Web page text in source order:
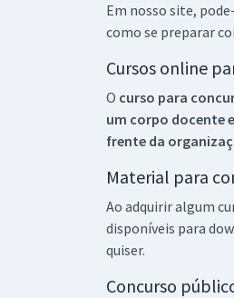
Em nosso site,
como se preparar
Cursos online
O curso para
um corpo docente
frente da
Material para
Ao adquirir algum
disponíveis para
quiser.
Concurso